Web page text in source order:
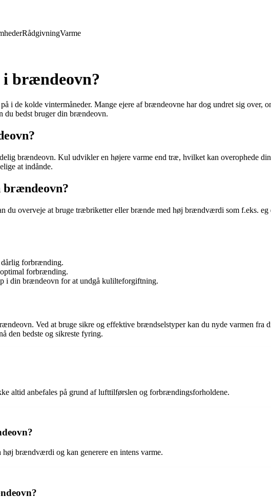
RådgivningVarme
brændeovn?
i de kolde vintermåneder. Mange ejere af brændeovne har dog undret sig over,
du bedst bruger din brændeovn.
brændeovn. Kul udvikler en højere varme end træ, hvilket kan overophede
at indånde.
brændeovn?
du overveje at bruge træbriketter eller brænde med høj brændværdi som f.eks.
forbrænding.
forbrænding.
i din brændeovn for at undgå kulilteforgiftning.
Ved at bruge sikre og effektive brændselstyper kan du nyde varmen
den bedste og sikreste fyring.
altid anbefales på grund af lufttilførslen og forbrændingsforholdene.
brændværdi og kan generere en intens varme.